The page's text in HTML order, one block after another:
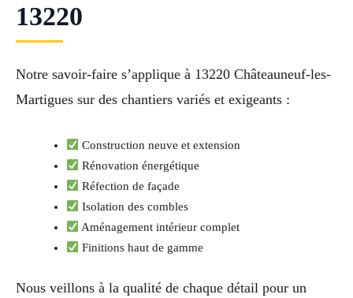
13220
Notre savoir-faire s’applique à 13220 Châteauneuf-les-
Martigues sur des chantiers variés et exigeants :
Construction neuve et extension
Rénovation énergétique
Réfection de façade
Isolation des combles
Aménagement intérieur complet
Finitions haut de gamme
Nous veillons à la qualité de chaque détail pour un